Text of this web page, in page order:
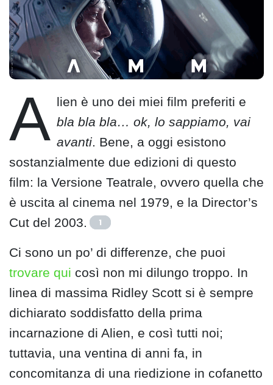
A lien è uno dei miei film preferiti e
bla bla bla… ok, lo sappiamo, vai
avanti. Bene, a oggi esistono
sostanzialmente due edizioni di questo
film: la Versione Teatrale, ovvero quella che
è uscita al cinema nel 1979, e la Director’s
Cut del 2003.
1
Ci sono un po’ di differenze, che puoi
trovare qui così non mi dilungo troppo. In
linea di massima Ridley Scott si è sempre
dichiarato soddisfatto della prima
incarnazione di Alien, e così tutti noi;
tuttavia, una ventina di anni fa, in
concomitanza di una riedizione in cofanetto